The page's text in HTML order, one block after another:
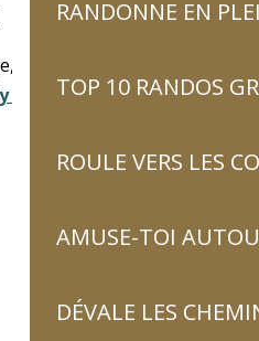
RANDONNE EN
TOP 10 RANDOS
ROULE VERS LES
AMUSE-TOI
DÉVALE LES
65120 Esquièze-Sère
rendre